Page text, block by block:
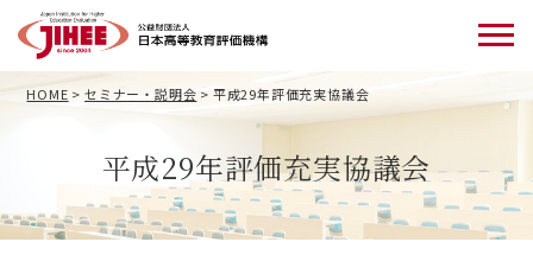
HOME >セミナー・説明会 > 平成29年評価充実協議会
平成29年評価充実協議会